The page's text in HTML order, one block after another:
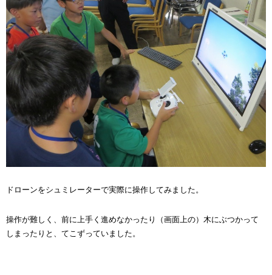
ドローンをシュミレーターで実際に操作してみました。
操作が難しく、前に上手く進めなかったり（画面上の）木にぶつかって
しまったりと、てこずっていました。